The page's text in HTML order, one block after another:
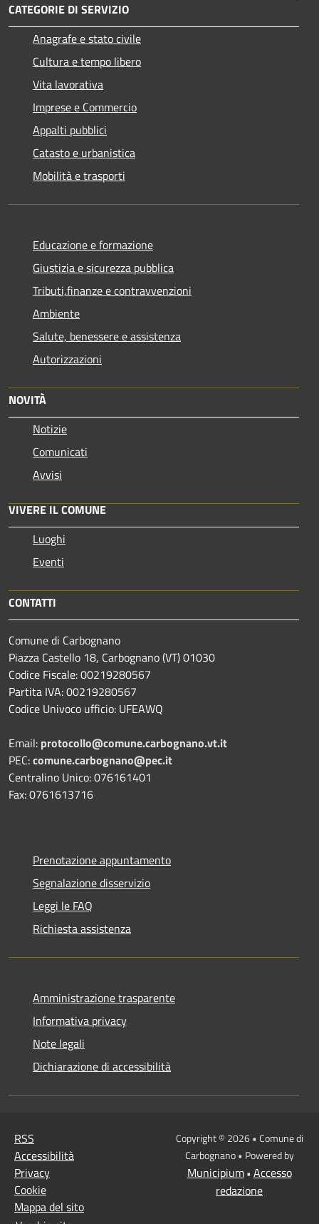
CATEGORIE DI SERVIZIO
Anagrafe e stato civile
Cultura e tempo libero
Vita lavorativa
Imprese e Commercio
Appalti pubblici
Catasto e urbanistica
Mobilità e trasporti
Educazione e formazione
Giustizia e sicurezza pubblica
Tributi,finanze e contravvenzioni
Ambiente
Salute, benessere e assistenza
Autorizzazioni
NOVITÀ
Notizie
Comunicati
Avvisi
VIVERE IL COMUNE
Luoghi
Eventi
CONTATTI
Comune di Carbognano
Piazza Castello 18, Carbognano (VT) 01030
Codice Fiscale: 00219280567
Partita IVA: 00219280567
Codice Univoco ufficio: UFEAWQ
Email: protocollo@comune.carbognano.vt.it
PEC:comune.carbognano@pec.it
Centralino Unico: 076161401
Fax: 0761613716
Prenotazione appuntamento
Segnalazione disservizio
Leggi le FAQ
Richiesta assistenza
Amministrazione trasparente
Informativa privacy
Note legali
Dichiarazione di accessibilità
RSS
Accessibilità
Privacy
Cookie
Mappa del sito
Copyright © 2026 • Comune di
Carbognano • Powered by
Municipium• Accesso
redazione